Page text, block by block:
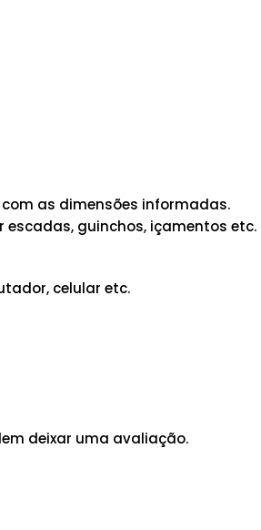
as dimensões informadas.
guinchos, içamentos etc.
celular etc.
deixar uma avaliação.